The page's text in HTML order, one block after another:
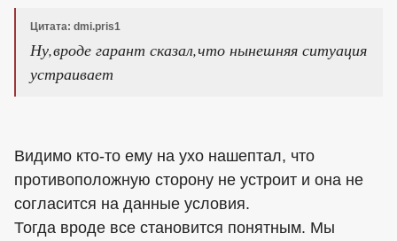
Цитата: dmi.pris1
Ну,вроде гарант сказал,что нынешняя ситуация
устраивает
Видимо кто-то ему на ухо нашептал, что
противоположную сторону не устроит и она не
согласится на данные условия.
Тогда вроде все становится понятным. Мы